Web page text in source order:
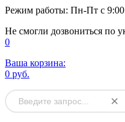
Режим работы: Пн-Пт с 9:00
Не смогли дозвониться по
0
Ваша корзина:
0 руб.